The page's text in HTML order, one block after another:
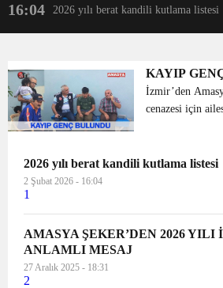
16:04 2026 yılı berat kandili kutlama listesi
KAYIP
İzmir’den
cenazesi için
Amasya’nın
2026 yılı berat kandili kutlama listesi
2 Şubat 2026 - 16:04
1
AMASYA ŞEKER’DEN 2026 YILI
ANLAMLI MESAJ
27 Aralık 2025 - 18:31
2